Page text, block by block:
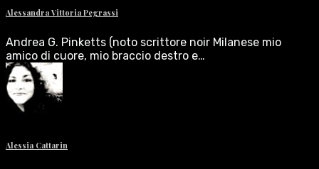
Alessandra Vittoria Pegrassi
Andrea G. Pinketts (noto scrittore noir Milanese mio
amico di cuore, mio braccio destro e…
Alessia Cattarin